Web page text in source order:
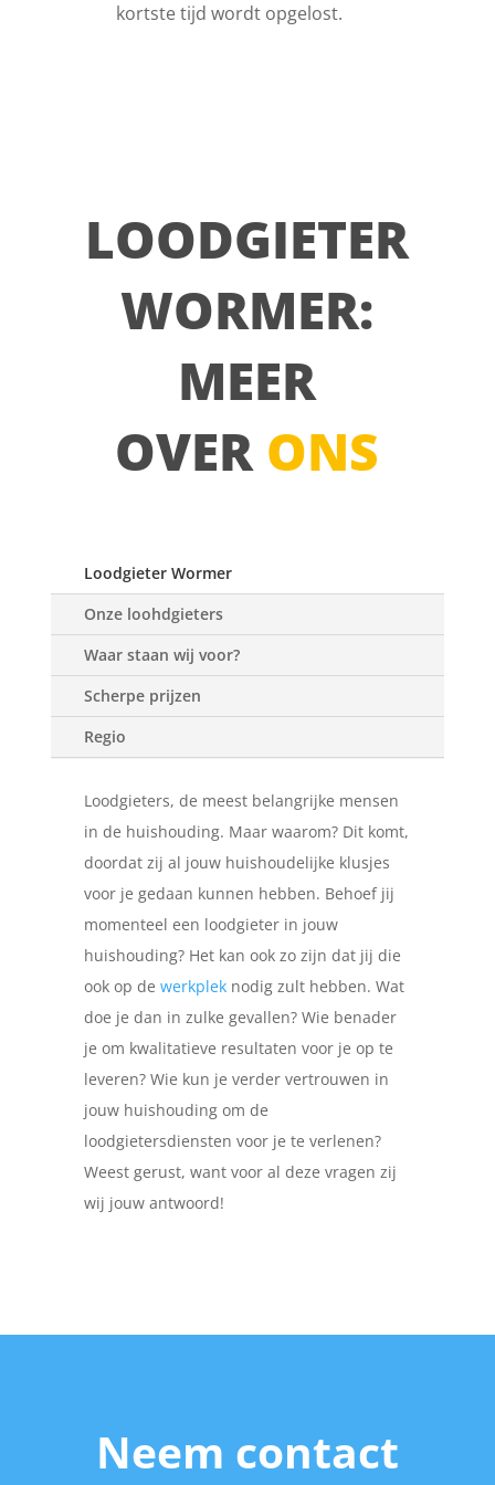
kortste tijd wordt opgelost.
LOODGIETER
WORMER:
MEER
OVER ONS
Loodgieter Wormer
Onze loohdgieters
Waar staan wij voor?
Scherpe prijzen
Regio
Loodgieters, de meest belangrijke mensen
in de huishouding. Maar waarom? Dit komt,
doordat zij al jouw huishoudelijke klusjes
voor je gedaan kunnen hebben. Behoef jij
momenteel een loodgieter in jouw
huishouding? Het kan ook zo zijn dat jij die
ook op de werkpleknodig zult hebben. Wat
doe je dan in zulke gevallen? Wie benader
je om kwalitatieve resultaten voor je op te
leveren? Wie kun je verder vertrouwen in
jouw huishouding om de
loodgietersdiensten voor je te verlenen?
Weest gerust, want voor al deze vragen zij
wij jouw antwoord!
Neem contact